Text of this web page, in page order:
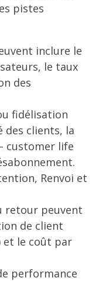
pistes
inclure le
le taux
des
fidélisation
des clients, la
customer life
Renvoi et
retour peuvent
de client
et le coût par
performance